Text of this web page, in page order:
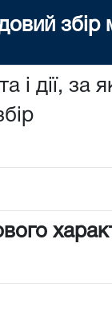
і дії, за